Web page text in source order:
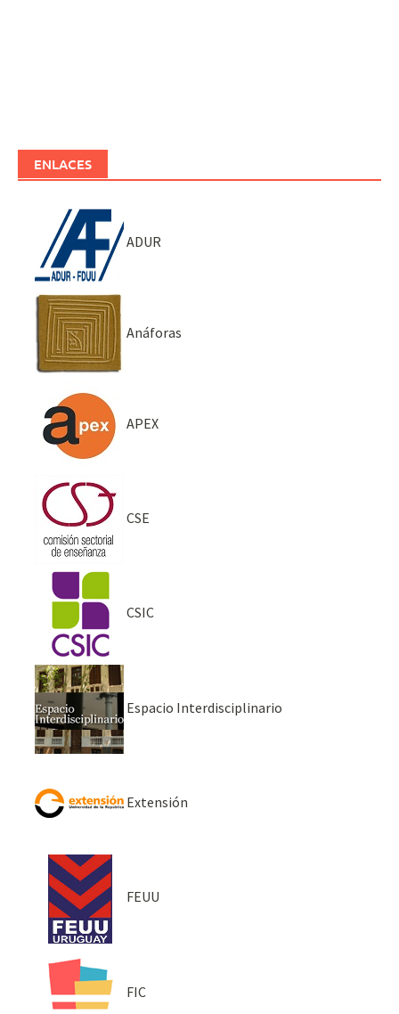
ENLACES
ADUR
Anáforas
APEX
CSE
CSIC
Espacio Interdisciplinario
Extensión
FEUU
FIC